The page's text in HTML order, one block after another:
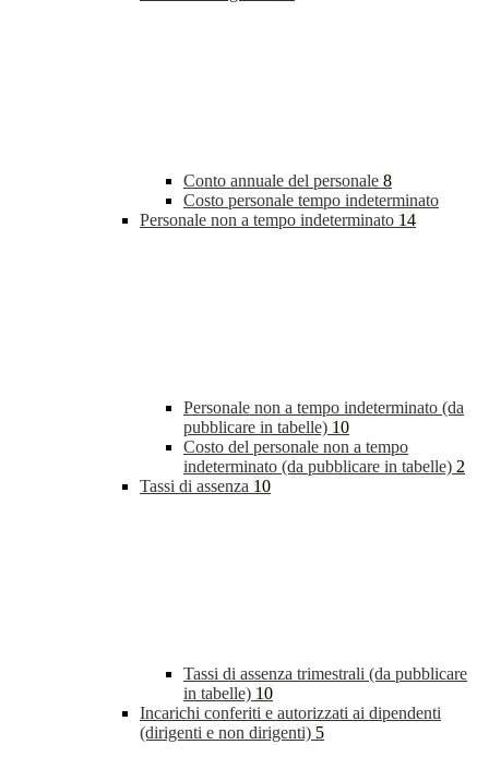
Conto annuale del personale 8
Costo personale tempo indeterminato
Personale non a tempo indeterminato 14
Personale non a tempo indeterminato (da
pubblicare in tabelle) 10
Costo del personale non a tempo
indeterminato (da pubblicare in tabelle) 2
Tassi di assenza 10
Tassi di assenza trimestrali (da pubblicare
in tabelle) 10
Incarichi conferiti e autorizzati ai dipendenti
(dirigenti e non dirigenti) 5